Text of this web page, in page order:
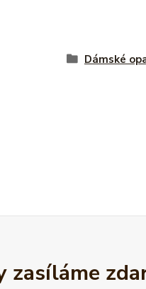
Dámské
zasíláme